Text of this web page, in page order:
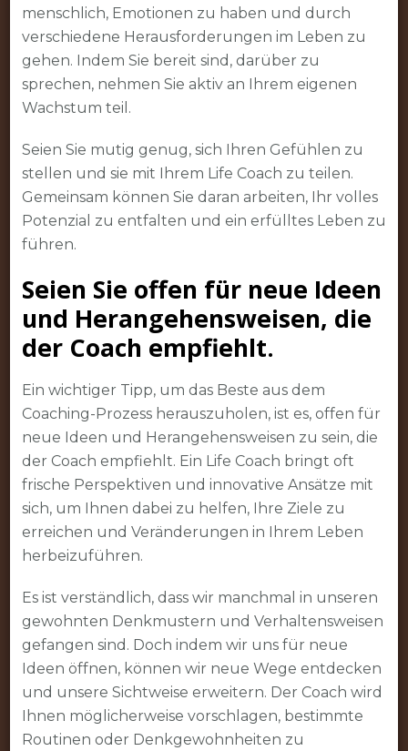
menschlich, Emotionen zu haben und durch
verschiedene Herausforderungen im Leben zu
gehen. Indem Sie bereit sind, darüber zu
sprechen, nehmen Sie aktiv an Ihrem eigenen
Wachstum teil.
Seien Sie mutig genug, sich Ihren Gefühlen zu
stellen und sie mit Ihrem Life Coach zu teilen.
Gemeinsam können Sie daran arbeiten, Ihr volles
Potenzial zu entfalten und ein erfülltes Leben zu
führen.
Seien Sie offen für neue Ideen
und Herangehensweisen, die
der Coach empfiehlt.
Ein wichtiger Tipp, um das Beste aus dem
Coaching-Prozess herauszuholen, ist es, offen für
neue Ideen und Herangehensweisen zu sein, die
der Coach empfiehlt. Ein Life Coach bringt oft
frische Perspektiven und innovative Ansätze mit
sich, um Ihnen dabei zu helfen, Ihre Ziele zu
erreichen und Veränderungen in Ihrem Leben
herbeizuführen.
Es ist verständlich, dass wir manchmal in unseren
gewohnten Denkmustern und Verhaltensweisen
gefangen sind. Doch indem wir uns für neue
Ideen öffnen, können wir neue Wege entdecken
und unsere Sichtweise erweitern. Der Coach wird
Ihnen möglicherweise vorschlagen, bestimmte
Routinen oder Denkgewohnheiten zu